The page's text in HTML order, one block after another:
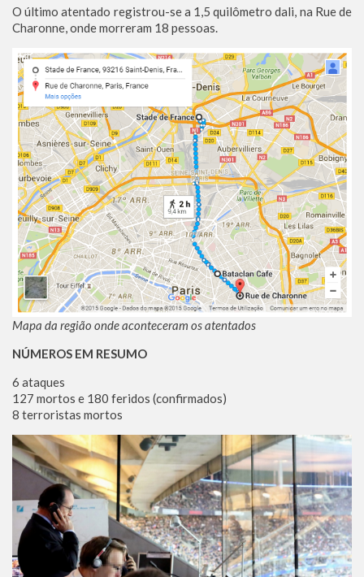
O último atentado registrou-se a 1,5 quilômetro dali, na Rue de
Charonne, onde morreram 18 pessoas.
Mapa da região onde aconteceram os atentados
NÚMEROS EM RESUMO
6 ataques
127 mortos e 180 feridos (confirmados)
8 terroristas mortos